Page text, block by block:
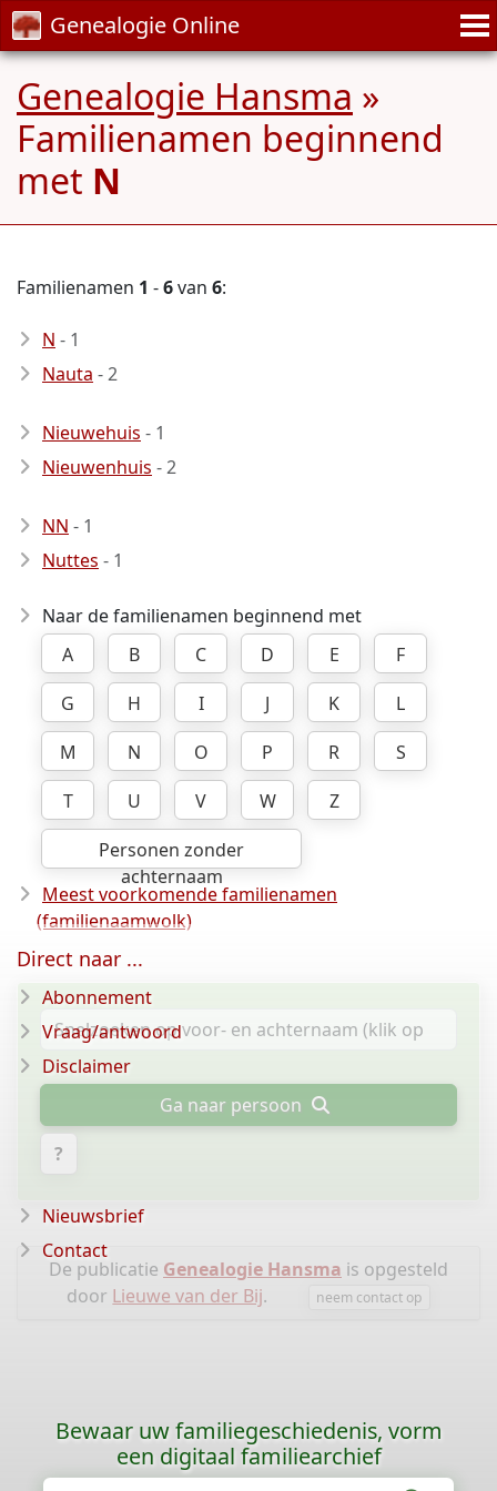
Genealogie Online
Genealogie Hansma »
Familienamen beginnend
met N
Familienamen 1 -6van 6:
N - 1
Nauta - 2
Nieuwehuis - 1
Nieuwenhuis - 2
NN - 1
Nuttes - 1
Naar de familienamen beginnend met
A
B C D E
F
G
H I J K
L
M
N O P R
S
T
U V W
Z
Personen zonder
achternaam
Meest voorkomende familienamen
(familienaamwolk)
Ga naar persoon
?
De publicatie Genealogie Hansma is opgesteld
door Lieuwe van der Bij. neem contact op
Direct naar ...
Abonnement
Vraag/antwoord
Disclaimer
Nieuwsbrief
Contact
Bewaar uw familiegeschiedenis, vorm
een digitaal familiearchief